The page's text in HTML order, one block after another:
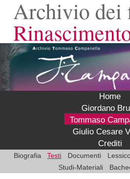
Archivio dei
Home
Giordano
Tommaso
Giulio Cesare
Crediti
Biografia Testi Documenti
Studi-Materiali